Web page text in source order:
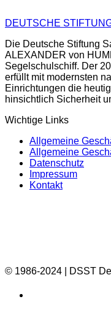
DEUTSCHE
Die Deutsche Stiftung
ALEXANDER von
Segelschulschiff. Der
erfüllt mit modernsten
Einrichtungen die
hinsichtlich Sicherheit
Wichtige Links
Allgemeine
Allgemeine
Datenschutz
Impressum
Kontakt
© 1986-2024 | DSST